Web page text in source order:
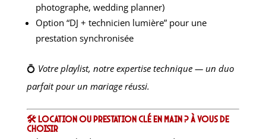
photographe, wedding planner)
Option “DJ + technicien lumière” pour une
prestation synchronisée
💍 Votre playlist, notre expertise technique — un duo
parfait pour un mariage réussi.
🛠️ Location ou prestation clé en main ? À vous de
choisir